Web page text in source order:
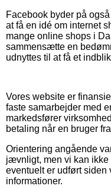
Facebook byder på
at få en idé om internet
mange online shops i
sammensætte en
udnyttes til at få et
Vores website er
faste samarbejder med
markedsfører
betaling når en bruger
Orientering angående
jævnligt, men vi kan ikke
eventuelt er udført siden
informationer.